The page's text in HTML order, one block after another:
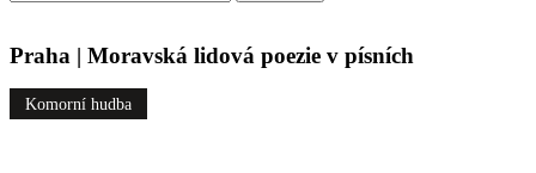
Praha | Moravská lidová poezie v písních
Komorní hudba